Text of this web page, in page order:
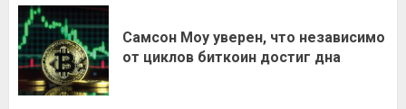
Самсон Моу уверен, что независимо
от циклов биткоин достиг дна